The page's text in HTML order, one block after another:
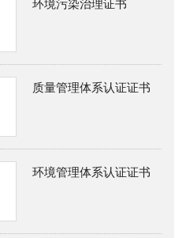
环境污染治理证书
质量管理体系认证证书
环境管理体系认证证书